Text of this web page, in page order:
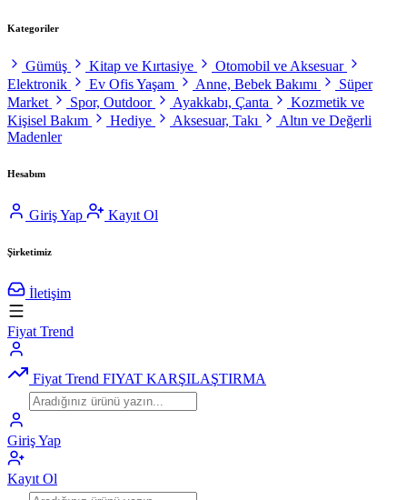
Kategoriler
Gümüş Kitap ve Kırtasiye
Otomobil ve Aksesuar
Elektronik
Ev Ofis Yaşam Anne, Bebek Bakımı
Süper
Market
Spor, Outdoor Ayakkabı, Çanta
Kozmetik ve
Kişisel Bakım
Hediye Aksesuar, Takı
Altın ve Değerli
Madenler
Hesabım
Giriş Yap Kayıt Ol
Şirketimiz
İletişim
Fiyat Trend
Fiyat Trend FIYAT KARŞILAŞTIRMA
Giriş Yap
Kayıt Ol